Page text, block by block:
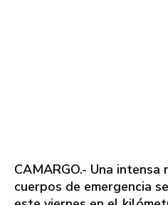
CAMARGO.- Una intensa
cuerpos de emergencia